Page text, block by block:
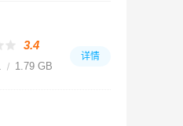
3.4
1.79 GB
详情